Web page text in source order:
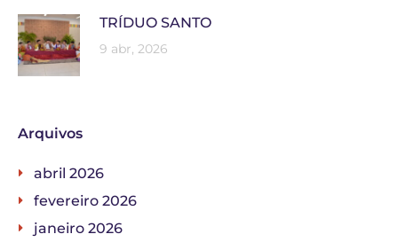
TRÍDUO SANTO
9 abr, 2026
Arquivos
abril 2026
fevereiro 2026
janeiro 2026